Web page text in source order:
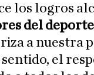
los logros
del
a nuestra
sentido, el